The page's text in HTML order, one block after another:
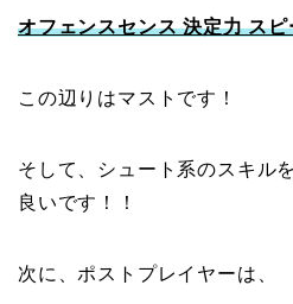
オフェンスセンス 決定力 スピ
この辺りはマストです！
そして、シュート系のスキル
良いです！！
次に、ポストプレイヤーは、